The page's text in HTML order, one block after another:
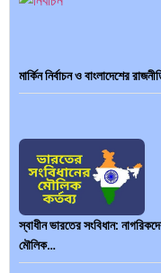
মার্কিন নির্বাচন ও বাংলাদেশের
স্বাধীন ভারতের সংবিধান:
মৌলিক…